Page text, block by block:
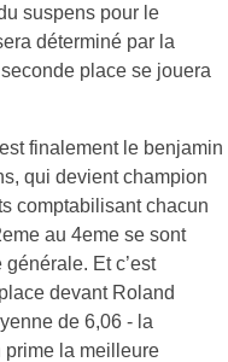
suspens pour le
déterminé par la
place se jouera
finalement le benjamin
qui devient champion
comptabilisant chacun
au 4eme se sont
Et c’est
place devant Roland
de 6,06 - la
prime la meilleure